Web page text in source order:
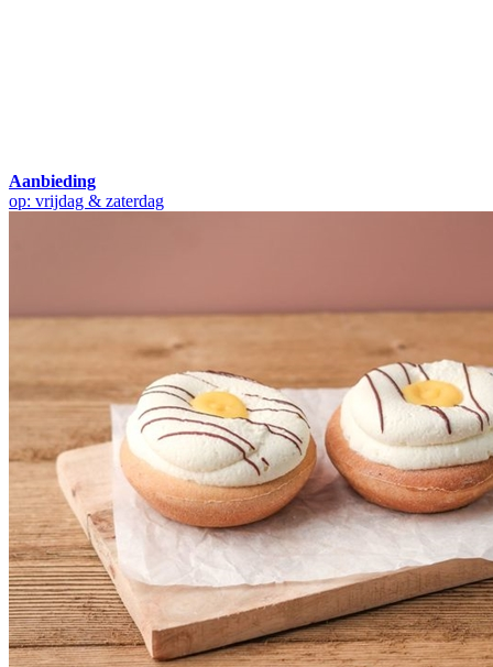
Aanbieding
op: vrijdag & zaterdag